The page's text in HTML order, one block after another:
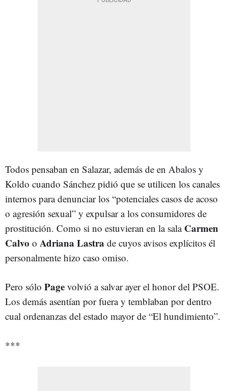
Todos pensaban en Salazar, además de en Abalos y
Koldo cuando Sánchez pidió que se utilicen los canales
internos para denunciar los “potenciales casos de acoso
o agresión sexual” y expulsar a los consumidores de
prostitución. Como si no estuvieran en la sala Carmen
Calvo o Adriana Lastra de cuyos avisos explícitos él
personalmente hizo caso omiso.
Pero sólo Page volvió a salvar ayer el honor del PSOE.
Los demás asentían por fuera y temblaban por dentro
cual ordenanzas del estado mayor de “El hundimiento”.
***